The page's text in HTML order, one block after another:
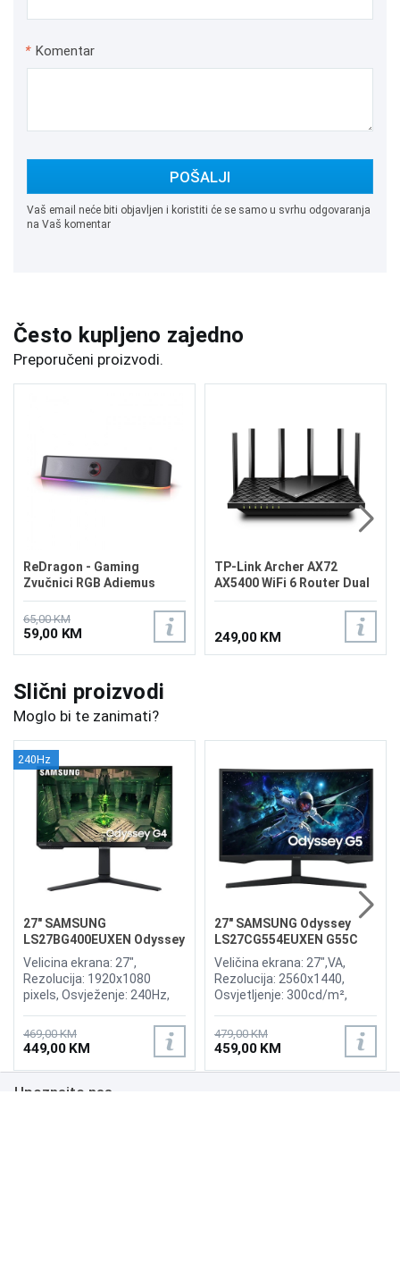
* Komentar
POŠALJI
Vaš email neće biti objavljen i koristiti će se samo u svrhu odgovaranja
na Vaš komentar
Često kupljeno zajedno
Preporučeni proizvodi.
ReDragon - Gaming
Zvučnici RGB Adiemus
GS560
65,00 KM
59,00 KM
TP-Link Archer AX72
AX5400 WiFi 6 Router Dual
Band
249,00 KM
Slični proizvodi
Moglo bi te zanimati?
240Hz
27" SAMSUNG
LS27BG400EUXEN Odyssey
G4 240Hz Display
Velicina ekrana: 27",
Rezolucija: 1920x1080
pixels, Osvježenje: 240Hz,
nVidia G-Sync, Osvjetljenje:
400 cd/m², Vrijeme odziva:
1ms, Priključci: 2xHDMI,
Displayport 1.2
469,00 KM
449,00 KM
27" SAMSUNG Odyssey
LS27CG554EUXEN G55C
165Hz Curved Display
Veličina ekrana: 27",VA,
Rezolucija: 2560x1440,
Osvjetljenje: 300cd/m²,
Osvježenje: 165Hz, AMD
FreeSync Premium Pro,
Priključci: HDMI, DisplayPort
479,00 KM
459,00 KM
Upoznajte nas